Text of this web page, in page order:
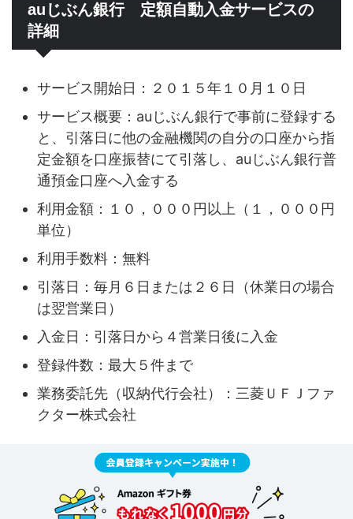
auじぶん銀行 定額自動入金サービスの
詳細
サービス開始日：２０１５年１０月１０日
サービス概要：auじぶん銀行で事前に登録する
と、引落日に他の金融機関の自分の口座から指
定金額を口座振替にて引落し、auじぶん銀行普
通預金口座へ入金する
利用金額：１０，０００円以上（１，０００円
単位）
利用手数料：無料
引落日：毎月６日または２６日（休業日の場合
は翌営業日）
入金日：引落日から４営業日後に入金
登録件数：最大５件まで
業務委託先（収納代行会社）：三菱ＵＦＪファ
クター株式会社